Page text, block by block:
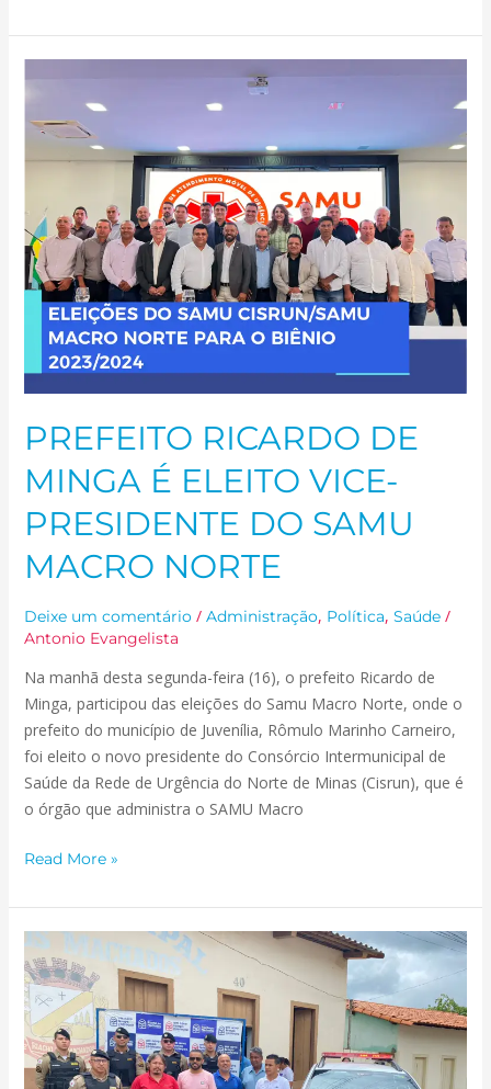
PREFEITO RICARDO DE
MINGA É ELEITO VICE-
PRESIDENTE DO SAMU
MACRO NORTE
Deixe um comentário / Administração, Política, Saúde/
Antonio Evangelista
Na manhã desta segunda-feira (16), o prefeito Ricardo de
Minga, participou das eleições do Samu Macro Norte, onde o
prefeito do município de Juvenília, Rômulo Marinho Carneiro,
foi eleito o novo presidente do Consórcio Intermunicipal de
Saúde da Rede de Urgência do Norte de Minas (Cisrun), que é
o órgão que administra o SAMU Macro
RICARDO
DE
MINGA
ELEITO
VICE-
PRESIDENTE
DO
SAMU
MACRO
NORTE
Read More »
EVENTO
DE
ENTREGA
DA
NOVA
VIATURA